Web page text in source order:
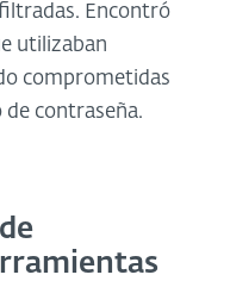
Encontró
utilizaban
comprometidas
contraseña.